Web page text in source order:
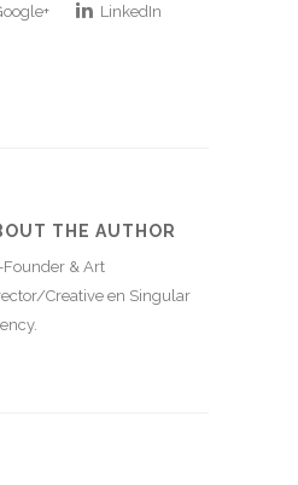
LinkedIn
THE AUTHOR
Founder & Art
Creative en Singular